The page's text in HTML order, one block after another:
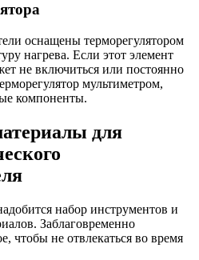
оснащены терморегулятором
нагрева. Если этот элемент
не включиться или постоянно
мультиметром,
компоненты.
для
набор инструментов и
Заблаговременно
чтобы не отвлекаться во время